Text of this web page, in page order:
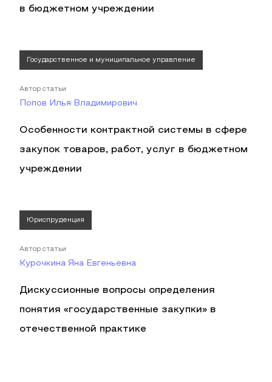
в бюджетном учреждении
Государственное и муниципальное управление
Автор статьи
Попов Илья Владимирович
Особенности контрактной системы в сфере
закупок товаров, работ, услуг в бюджетном
учреждении
Юриспруденция
Автор статьи
Курочкина Яна Евгеньевна
Дискуссионные вопросы определения
понятия «государственные закупки» в
отечественной практике